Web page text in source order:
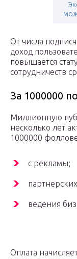
От числа
доход
повышается
сотрудничеств
За 1000000
Миллионную
несколько лет
1000000
с рекламы;
ведения
Оплата